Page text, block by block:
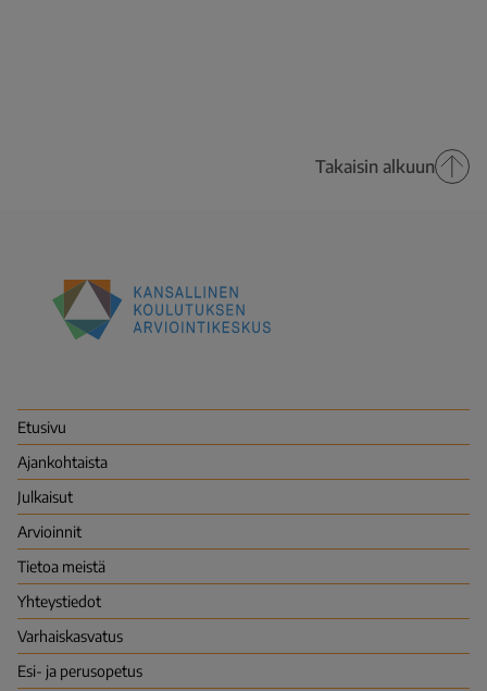
Takaisin alkuun
(Karvi)
Etusivu
Ajankohtaista
Julkaisut
Arvioinnit
Tietoa meistä
Yhteystiedot
Varhais­kasvatus
Esi- ja perusopetus